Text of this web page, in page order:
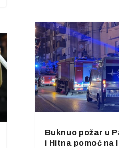
Buknuo požar u
i Hitna pomoć na